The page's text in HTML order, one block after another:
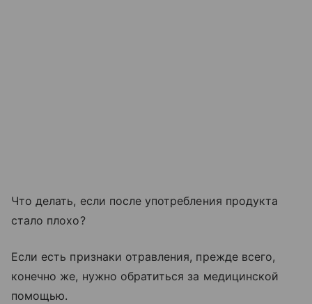
Что делать, если после употребления продукта
стало плохо?
Если есть признаки отравления, прежде всего,
конечно же, нужно обратиться за медицинской
помощью.